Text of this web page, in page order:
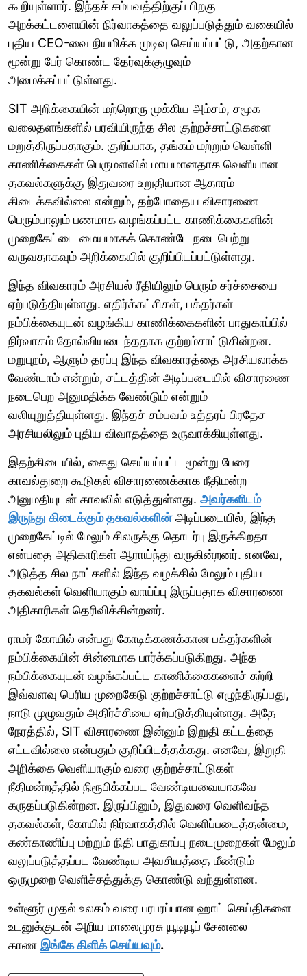
கூறியுள்ளார். இந்தச் சம்பவத்திற்குப் பிறகு
அறக்கட்டளையின் நிர்வாகத்தை வலுப்படுத்தும் வகையில்
புதிய CEO-வை நியமிக்க முடிவு செய்யப்பட்டு, அதற்கான
மூன்று பேர் கொண்ட தேர்வுக்குழுவும்
அமைக்கப்பட்டுள்ளது.
SIT அறிக்கையின் மற்றொரு முக்கிய அம்சம், சமூக
வலைதளங்களில் பரவியிருந்த சில குற்றச்சாட்டுகளை
மறுத்திருப்பதாகும். குறிப்பாக, தங்கம் மற்றும் வெள்ளி
காணிக்கைகள் பெருமளவில் மாயமானதாக வெளியான
தகவல்களுக்கு இதுவரை உறுதியான ஆதாரம்
கிடைக்கவில்லை என்றும், தற்போதைய விசாரணை
பெரும்பாலும் பணமாக வழங்கப்பட்ட காணிக்கைகளின்
முறைகேட்டை மையமாகக் கொண்டே நடைபெற்று
வருவதாகவும் அறிக்கையில் குறிப்பிடப்பட்டுள்ளது.
இந்த விவகாரம் அரசியல் ரீதியிலும் பெரும் சர்ச்சையை
ஏற்படுத்தியுள்ளது. எதிர்க்கட்சிகள், பக்தர்கள்
நம்பிக்கையுடன் வழங்கிய காணிக்கைகளின் பாதுகாப்பில்
நிர்வாகம் தோல்வியடைந்ததாக குற்றம்சாட்டுகின்றன.
மறுபுறம், ஆளும் தரப்பு இந்த விவகாரத்தை அரசியலாக்க
வேண்டாம் என்றும், சட்டத்தின் அடிப்படையில் விசாரணை
நடைபெற அனுமதிக்க வேண்டும் என்றும்
வலியுறுத்தியுள்ளது. இந்தச் சம்பவம் உத்தரப் பிரதேச
அரசியலிலும் புதிய விவாதத்தை உருவாக்கியுள்ளது.
இதற்கிடையில், கைது செய்யப்பட்ட மூன்று பேரை
காவல்துறை கூடுதல் விசாரணைக்காக நீதிமன்ற
அனுமதியுடன் காவலில் எடுத்துள்ளது. அவர்களிடம்
இருந்து கிடைக்கும் தகவல்களின் அடிப்படையில், இந்த
முறைகேட்டில் மேலும் சிலருக்கு தொடர்பு இருக்கிறதா
என்பதை அதிகாரிகள் ஆராய்ந்து வருகின்றனர். எனவே,
அடுத்த சில நாட்களில் இந்த வழக்கில் மேலும் புதிய
தகவல்கள் வெளியாகும் வாய்ப்பு இருப்பதாக விசாரணை
அதிகாரிகள் தெரிவிக்கின்றனர்.
ராமர் கோயில் என்பது கோடிக்கணக்கான பக்தர்களின்
நம்பிக்கையின் சின்னமாக பார்க்கப்படுகிறது. அந்த
நம்பிக்கையுடன் வழங்கப்பட்ட காணிக்கைகளைச் சுற்றி
இவ்வளவு பெரிய முறைகேடு குற்றச்சாட்டு எழுந்திருப்பது,
நாடு முழுவதும் அதிர்ச்சியை ஏற்படுத்தியுள்ளது. அதே
நேரத்தில், SIT விசாரணை இன்னும் இறுதி கட்டத்தை
எட்டவில்லை என்பதும் குறிப்பிடத்தக்கது. எனவே, இறுதி
அறிக்கை வெளியாகும் வரை குற்றச்சாட்டுகள்
நீதிமன்றத்தில் நிரூபிக்கப்பட வேண்டியவையாகவே
கருதப்படுகின்றன. இருப்பினும், இதுவரை வெளிவந்த
தகவல்கள், கோயில் நிர்வாகத்தில் வெளிப்படைத்தன்மை,
கண்காணிப்பு மற்றும் நிதி பாதுகாப்பு நடைமுறைகள் மேலும்
வலுப்படுத்தப்பட வேண்டிய அவசியத்தை மீண்டும்
ஒருமுறை வெளிச்சத்துக்கு கொண்டு வந்துள்ளன.
உள்ளூர் முதல் உலகம் வரை பரபரப்பான ஹாட் செய்திகளை
உடனுக்குடன் அறிய மாலைமுரசு யூடியூப் சேனலை
காண இங்கே கிளிக் செய்யவும்.